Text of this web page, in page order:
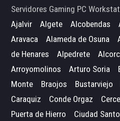
Servidores Gaming PC
Ajalvir
Algete Alcobendas
Aravaca
Alameda de Osuna
de Henares
Alpedrete
Arroyomolinos
Arturo Soria
Monte
Braojos Bustarviejo
Caraquiz
Conde Orgaz
Puerta de Hierro
Ciudad